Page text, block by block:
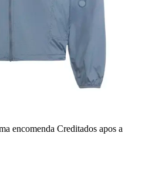
encomenda Creditados apos a